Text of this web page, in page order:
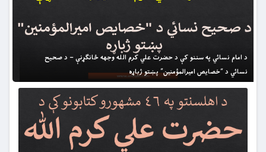
د امام نسائي په سننو کې د حضرت علي کرم الله وجهه ځانګړنې – د صحيح
نسائي د “خصايص اميرالمؤمنين” پښتو ژباړه